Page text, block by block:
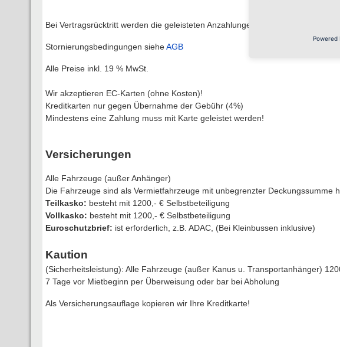
Bei Vertragsrücktritt werden die geleisteten Anzahlungen einbehalten (
Stornierungsbedingungen sieheAGB
Alle Preise inkl. 19 % MwSt.
Wir akzeptieren EC-Karten (ohne Kosten)!
Kreditkarten nur gegen Übernahme der Gebühr (4%)
Mindestens eine Zahlung muss mit Karte geleistet werden!
Versicherungen
Alle Fahrzeuge (außer Anhänger)
Die Fahrzeuge sind als Vermietfahrzeuge mit unbegrenzter Deckungssumme
Teilkasko: besteht mit 1200,- € Selbstbeteiligung
Vollkasko: besteht mit 1200,- € Selbstbeteiligung
Euroschutzbrief: ist erforderlich, z.B. ADAC, (Bei Kleinbussen inklusive)
Kaution
(Sicherheitsleistung): Alle Fahrzeuge (außer Kanus u. Transportanhänger)
7 Tage vor Mietbeginn per Überweisung oder bar bei Abholung
Als Versicherungsauflage kopieren wir Ihre Kreditkarte!
Powered